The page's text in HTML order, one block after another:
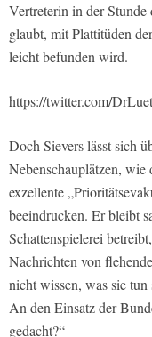
Vertreterin in der
glaubt, mit Plattitüden
leicht befunden wird.
https://twitter.com/
Doch Sievers lässt sich
Nebenschauplätzen,
exzellente
beeindrucken. Er bleibt
Schattenspielerei
Nachrichten von
nicht wissen, was sie
An den Einsatz der
gedacht?“